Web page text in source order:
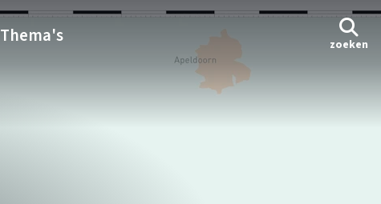
zoeken
Thema's